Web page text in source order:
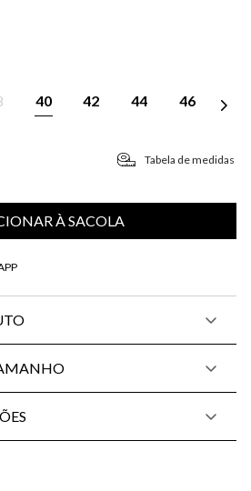
40 42 44 46
Tabela de medidas
À SACOLA